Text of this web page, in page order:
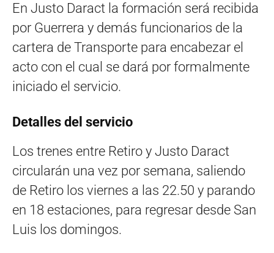
En Justo Daract la formación será recibida
por Guerrera y demás funcionarios de la
cartera de Transporte para encabezar el
acto con el cual se dará por formalmente
iniciado el servicio.
Detalles del servicio
Los trenes entre Retiro y Justo Daract
circularán una vez por semana, saliendo
de Retiro los viernes a las 22.50 y parando
en 18 estaciones, para regresar desde San
Luis los domingos.